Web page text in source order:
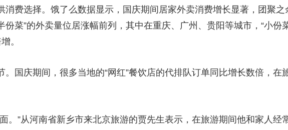
费选择。饿了么数据显示，国庆期间居家外卖消费增长显著，团聚之
份菜”的外卖量位居涨幅前列，其中在重庆、广州、贵阳等城市，“小份
。
庆期间，很多当地的“网红”餐饮店的代排队订单同比增长数倍，在
”从河南省新乡市来北京旅游的贾先生表示，在旅游期间他和家人经